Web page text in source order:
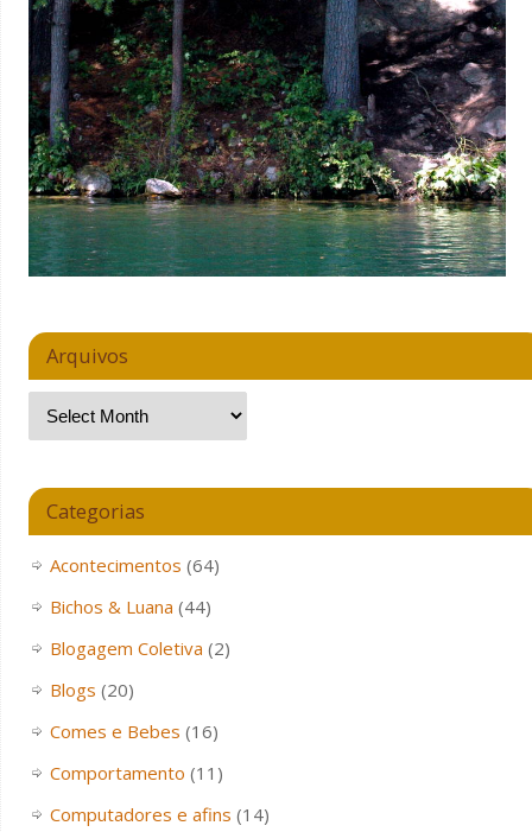
Arquivos
Categorias
Acontecimentos (64)
Bichos & Luana (44)
Blogagem Coletiva (2)
Blogs (20)
Comes e Bebes (16)
Comportamento (11)
Computadores e afins (14)